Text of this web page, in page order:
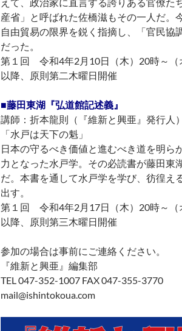
産省」と呼ばれた佐橋滋もその一人だ。
自由貿易の限界を鋭く指摘し、「官民協
だった。
第１回 令和4年2月10日（木）20時～（
以降、原則第二木曜日開催
■藤田東湖『弘道館記述義』
講師：折本龍則（『維新と興亜』発行人）
「水戸は天下の魁」
日本の守るべき価値と進むべき道を明ら
力となった水戸学。その必読書が藤田東
だ。本書を通して水戸学を学び、彷徨え
出す。
第１回 令和4年2月17日（木）20時～（
以降、原則第三木曜日開催
参加の場合は事前にご連絡ください。
『維新と興亜』編集部
TEL 047-352-1007 FAX 047-355-3770
mail@ishintokoua.com